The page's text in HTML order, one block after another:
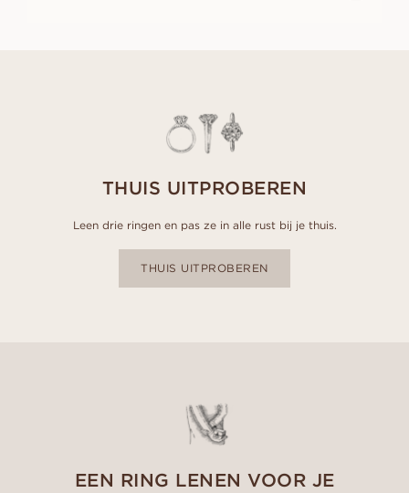
THUIS UITPROBEREN
Leen drie ringen en pas ze in alle rust bij je thuis.
THUIS UITPROBEREN
EEN RING LENEN VOOR JE